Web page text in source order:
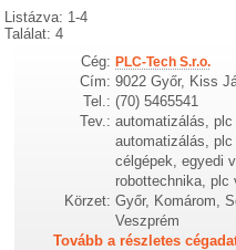
Listázva: 1-4
Találat: 4
Cég: PLC-Tech S.r.o.
Cím: 9022 Győr, Kiss
Tel.: (70) 5465541
Tev.: automatizálás,
automatizálás,
célgépek, egyedi
robottechnika, plc
Körzet: Győr, Komárom,
Veszprém
Tovább a részletes